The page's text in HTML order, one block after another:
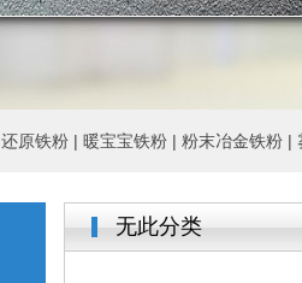
还原铁粉 | 暖宝宝铁粉 | 粉末冶金铁粉 |
无此分类